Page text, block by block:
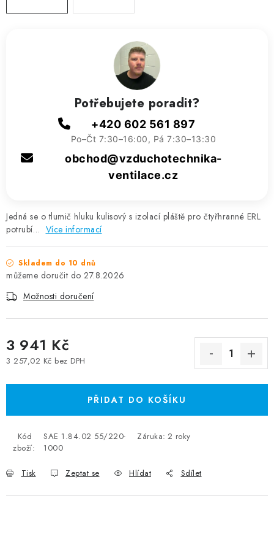
Jedná se o tlumič hluku kulisový s izolací pláště pro čtyřhranné ERL
potrubí… Více informací
Skladem do 10 dnů
27.8.2026
Možnosti doručení
3 941 Kč
3 257,02 Kč bez DPH
PŘIDAT DO KOŠÍKU
Kód
zboží:
SAE 1.84.02 55/220-
1000
Záruka: 2 roky
Tisk Zeptat se Hlídat Sdílet
Potřebujete poradit?
+420 602 561 897
Po–Čt 7:30–16:00, Pá 7:30–13:30
obchod@vzduchotechnika-
ventilace.cz